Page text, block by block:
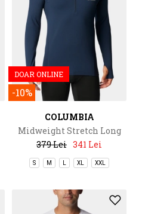
DOAR ONLINE
-10%
COLUMBIA
Midweight Stretch Long
Sleeve Half Zip
379 Lei 341 Lei
S M XL XXL